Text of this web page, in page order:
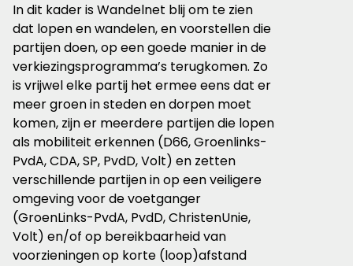
In dit kader is Wandelnet blij om te zien
dat lopen en wandelen, en voorstellen die
partijen doen, op een goede manier in de
verkiezingsprogramma’s terugkomen. Zo
is vrijwel elke partij het ermee eens dat er
meer groen in steden en dorpen moet
komen, zijn er meerdere partijen die lopen
als mobiliteit erkennen (D66, Groenlinks-
PvdA, CDA, SP, PvdD, Volt) en zetten
verschillende partijen in op een veiligere
omgeving voor de voetganger
(GroenLinks-PvdA, PvdD, ChristenUnie,
Volt) en/of op bereikbaarheid van
voorzieningen op korte (loop)afstand